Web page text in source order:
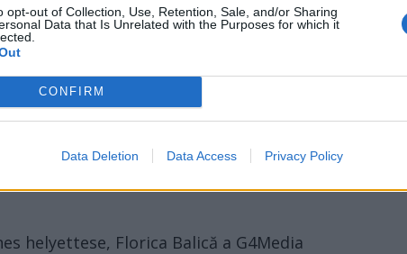
opt-out of Collection, Use, Retention, Sale, and/or Sharing
Data that Is Unrelated with the Purposes for which it
CONFIRM
Data Deletion Data Access Privacy Policy
a községnek volt egy polgármestere: Jean
élt, és el nem hunyt 2025-ben
koptatta a polgiszéket Gogoșun.
fotón van kiállítva jelenleg a
zakóban feszítve, egy pohár
mondhatnánk, de hát a hivatal
kitalálták, hogy a megboldogult elöljárót
helyettese, Florica Balică a G4Media